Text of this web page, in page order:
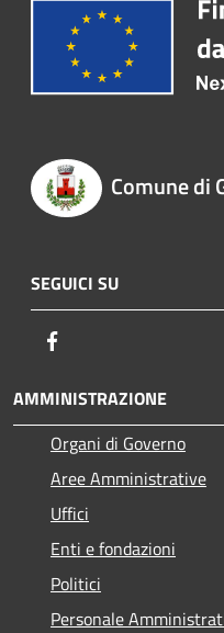
Comune di
SEGUICI SU
AMMINISTRAZIONE
Organi di Governo
Aree Amministrative
Uffici
Enti e fondazioni
Politici
Personale